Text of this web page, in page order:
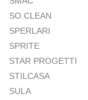
SO.CLEAN
SPERLARI
SPRITE
STAR PROGETTI
STILCASA
SULA